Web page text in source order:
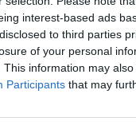
interest-based ads
to third parties
of your personal
This information may
Participants that may